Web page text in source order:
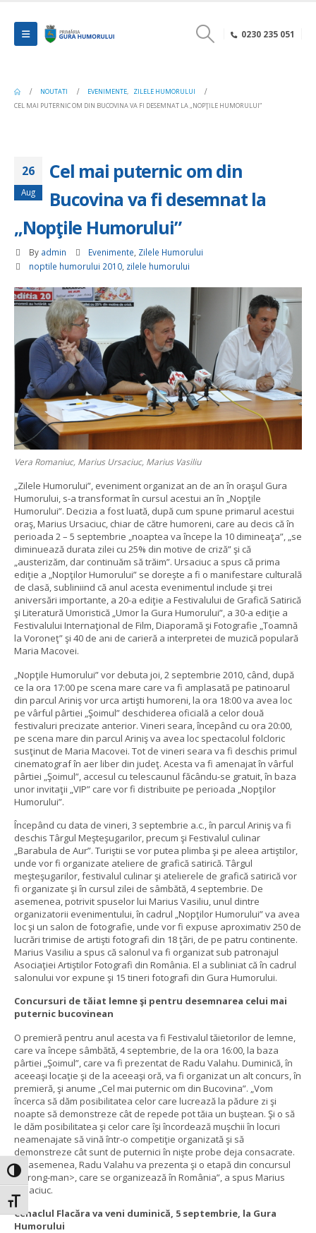
Toggle High Contrast
Toggle Font size
0230 235 051
NOUTATI EVENIMENTE,
ZILELE HUMORULUI
CEL MAI PUTERNIC OM DIN BUCOVINA VA FI DESEMNAT LA „NOPŢILE HUMORULUI”
26
Aug
Cel mai puternic om din
Bucovina va fi desemnat la
„Nopţile Humorului”
By admin Evenimente Zilele Humorului
noptile humorului 2010, zilele humorului
Vera Romaniuc, Marius Ursaciuc, Marius Vasiliu
„Zilele Humorului”, eveniment organizat an de an în oraşul Gura
Humorului, s-a transformat în cursul acestui an în „Nopţile
Humorului”. Decizia a fost luată, după cum spune primarul acestui
oraş, Marius Ursaciuc, chiar de către humoreni, care au decis că în
perioada 2 – 5 septembrie „noaptea va începe la 10 dimineaţa”, „se
diminuează durata zilei cu 25% din motive de criză” şi că
„austerizăm, dar continuăm să trăim”. Ursaciuc a spus că prima
ediţie a „Nopţilor Humorului” se doreşte a fi o manifestare culturală
de clasă, subliniind că anul acesta evenimentul include şi trei
aniversări importante, a 20-a ediţie a Festivalului de Grafică Satirică
şi Literatură Umoristică „Umor la Gura Humorului”, a 30-a ediţie a
Festivalului Internaţional de Film, Diaporamă şi Fotografie „Toamnă
la Voroneţ” şi 40 de ani de carieră a interpretei de muzică populară
Maria Macovei.
„Nopţile Humorului” vor debuta joi, 2 septembrie 2010, când, după
ce la ora 17:00 pe scena mare care va fi amplasată pe patinoarul
din parcul Ariniş vor urca artişti humoreni, la ora 18:00 va avea loc
pe vârful pârtiei „Şoimul” deschiderea oficială a celor două
festivaluri precizate anterior. Vineri seara, începând cu ora 20:00,
pe scena mare din parcul Ariniş va avea loc spectacolul folcloric
susţinut de Maria Macovei. Tot de vineri seara va fi deschis primul
cinematograf în aer liber din judeţ. Acesta va fi amenajat în vârful
pârtiei „Şoimul”, accesul cu telescaunul făcându-se gratuit, în baza
unor invitaţii „VIP” care vor fi distribuite pe perioada „Nopţilor
Humorului”.
Începând cu data de vineri, 3 septembrie a.c., în parcul Ariniş va fi
deschis Târgul Meşteşugarilor, precum şi Festivalul culinar
„Barabula de Aur”. Turiştii se vor putea plimba şi pe aleea artiştilor,
unde vor fi organizate ateliere de grafică satirică. Târgul
meşteşugarilor, festivalul culinar şi atelierele de grafică satirică vor
fi organizate şi în cursul zilei de sâmbătă, 4 septembrie. De
asemenea, potrivit spuselor lui Marius Vasiliu, unul dintre
organizatorii evenimentului, în cadrul „Nopţilor Humorului” va avea
loc şi un salon de fotografie, unde vor fi expuse aproximativ 250 de
lucrări trimise de artişti fotografi din 18 ţări, de pe patru continente.
Marius Vasiliu a spus că salonul va fi organizat sub patronajul
Asociaţiei Artiştilor Fotografi din România. El a subliniat că în cadrul
salonului vor expune şi 15 tineri fotografi din Gura Humorului.
Concursuri de tăiat lemne şi pentru desemnarea celui mai
puternic bucovinean
O premieră pentru anul acesta va fi Festivalul tăietorilor de lemne,
care va începe sâmbătă, 4 septembrie, de la ora 16:00, la baza
pârtiei „Şoimul”, care va fi prezentat de Radu Valahu. Duminică, în
aceeaşi locaţie şi de la aceeaşi oră, va fi organizat un alt concurs, în
premieră, şi anume „Cel mai puternic om din Bucovina”. „Vom
încerca să dăm posibilitatea celor care lucrează la pădure zi şi
noapte să demonstreze cât de repede pot tăia un buştean. Şi o să
le dăm posibilitatea şi celor care îşi încordează muşchii în locuri
neamenajate să vină într-o competiţie organizată şi să
demonstreze cât sunt de puternici în nişte probe deja consacrate.
De asemenea, Radu Valahu va prezenta şi o etapă din concursul
<strong-man>, care se organizează în România”, a spus Marius
Ursaciuc.
Cenaclul Flacăra va veni duminică, 5 septembrie, la Gura
Humorului